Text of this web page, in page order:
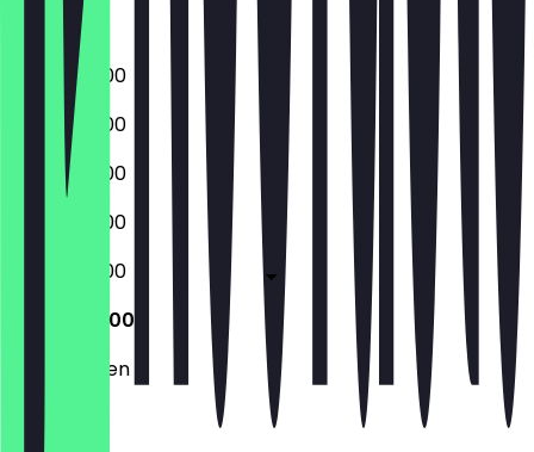
Sonntag
06:00 - 18:00
06:00 - 18:00
06:00 - 18:00
06:00 - 18:00
06:00 - 18:00
06:30 - 13:00
Geschlossen